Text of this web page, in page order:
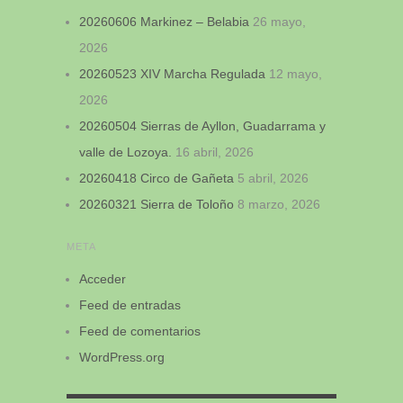
20260606 Markinez – Belabia 26 mayo,
2026
20260523 XIV Marcha Regulada 12 mayo,
2026
20260504 Sierras de Ayllon, Guadarrama y
valle de Lozoya.
16 abril, 2026
20260418 Circo de Gañeta 5 abril, 2026
20260321 Sierra de Toloño 8 marzo, 2026
META
Acceder
Feed de entradas
Feed de comentarios
WordPress.org